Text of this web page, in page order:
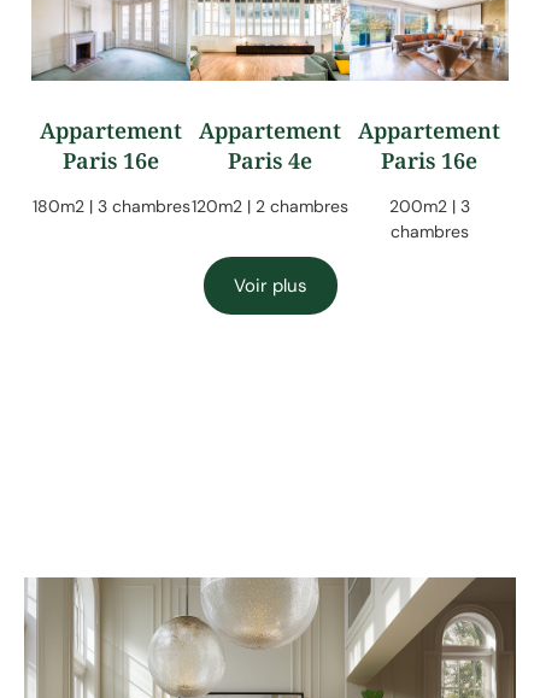
Appartement
Paris 16e
180m2 | 3 chambres
Appartement
Paris 4e
120m2 | 2 chambres
Appartement
Paris 16e
200m2 | 3
chambres
Voir plus